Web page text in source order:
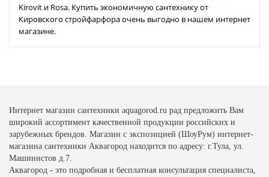
Kirovit и Rosa. Купить экономичную сантехнику от
Кировского стройфарфора очень выгодно в нашем интернет
магазине.
Интернет магазин сантехники aquagorod.ru рад предложить Вам
широкий ассортимент качественной продукции российских и
зарубежных брендов. Магазин с экспозицией (ШоуРум) интернет-
магазина сантехники Аквагород находится по адресу: г.Тула, ул.
Машинистов д.7.
Аквагород - это подробная и бесплатная консультация специалиста,